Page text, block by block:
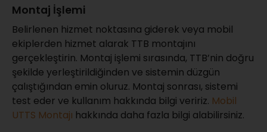
Montaj İşlemi
Belirlenen hizmet noktasına giderek veya mobil
ekiplerden hizmet alarak TTB montajını
gerçekleştirin. Montaj işlemi sırasında, TTB’nin doğru
şekilde yerleştirildiğinden ve sistemin düzgün
çalıştığından emin oluruz. Montaj sonrası, sistemi
test eder ve kullanım hakkında bilgi veririz. Mobil
UTTS Montajı hakkında daha fazla bilgi alabilirsiniz.